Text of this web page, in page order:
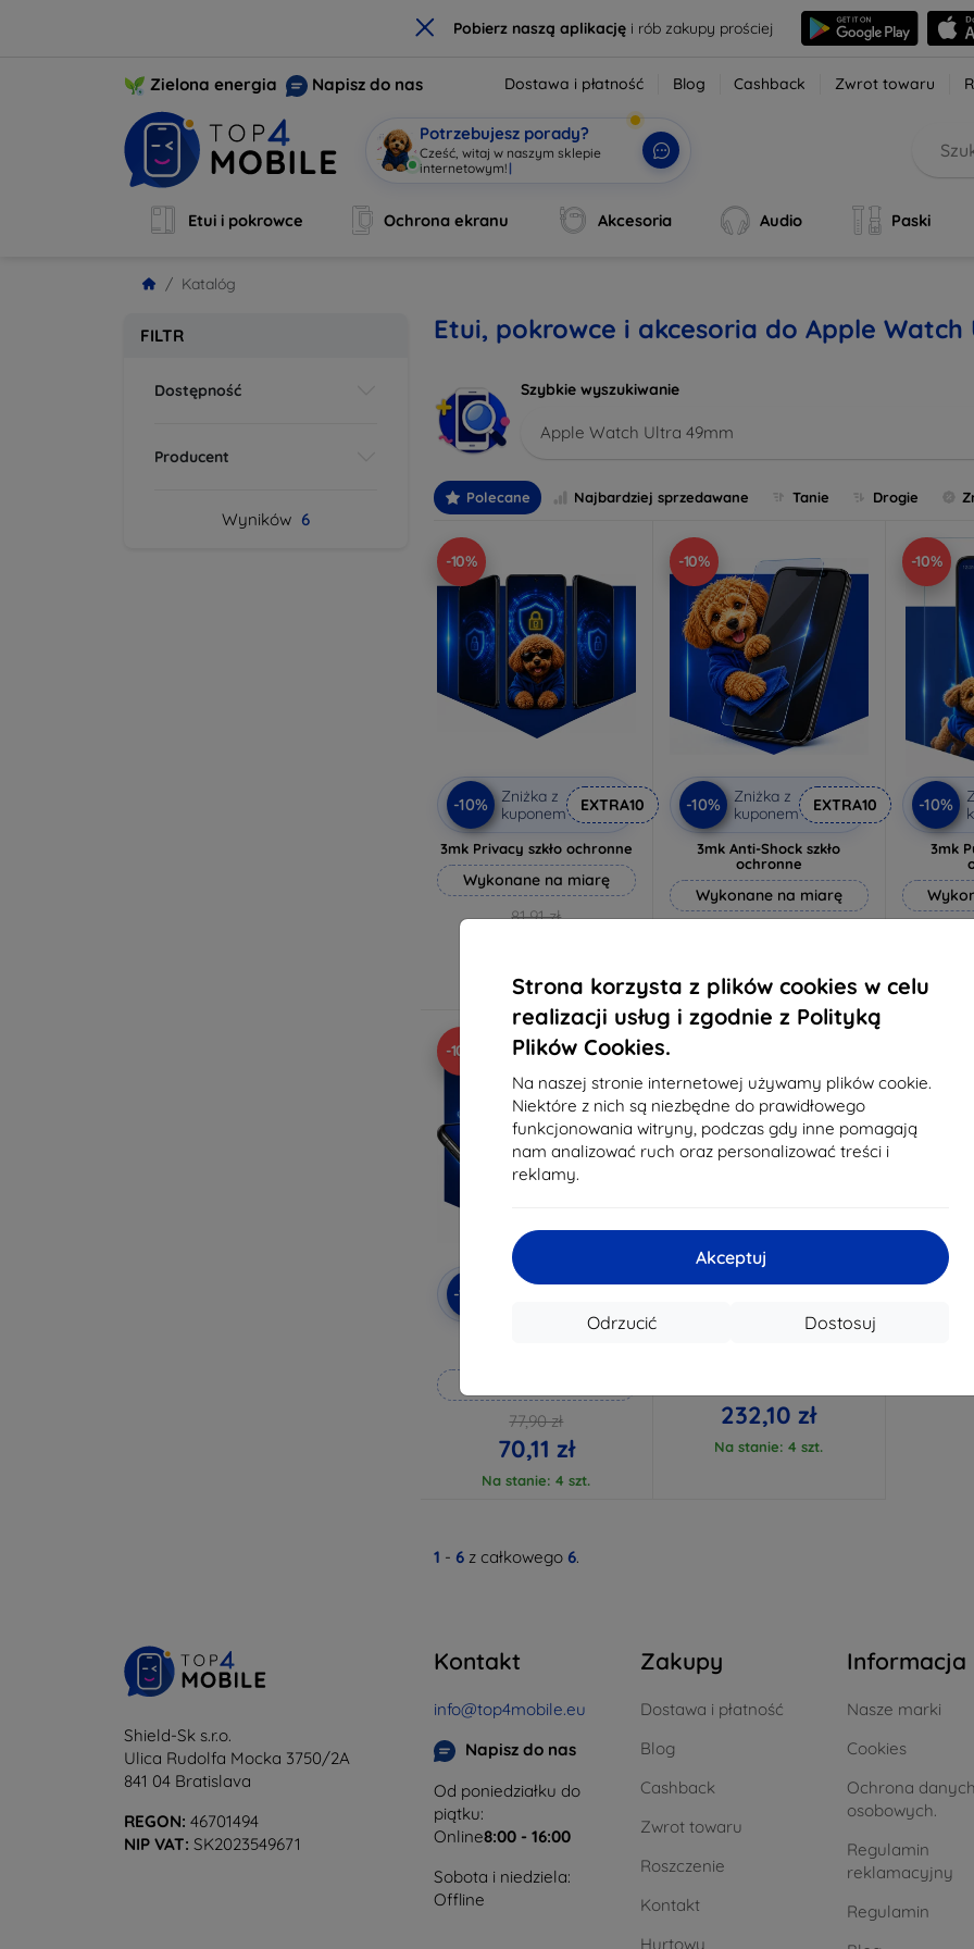
× Pobierz naszą aplikacjęi rób zakupy prościej
Strona korzysta z plików cookies w celu
realizacji usług i zgodnie z Polityką
Plików Cookies.
Na naszej stronie internetowej używamy plików cookie.
Niektóre z nich są niezbędne do prawidłowego
funkcjonowania witryny, podczas gdy inne pomagają
nam analizować ruch oraz personalizować treści i
reklamy.
Akceptuj
Dostosuj
Odrzucić
Zielona energia Napisz do nas Dostawa i płatność Blog Cashback Zwrot towaru
Potrzebujesz porady?
Cześć, witaj w naszym sklepie
internetowym!|
Etui i pokrowce Ochrona ekranu Akcesoria Audio Paski
Katalóg
FILTR
Dostępność
Producent
Wyników 6
Etui, pokrowce i akcesoria do Apple
Szybkie wyszukiwanie
Apple Watch Ultra 49mm
Polecane Najbardziej sprzedawane Tanie Drogie
-10%
-10%
Zniżka z
kuponem
EXTRA10
3mk Privacy szkło ochronne
Wykonane na miarę
81,91 zł
Na stanie: 3 szt.
-10%
-10%
Zniżka z
kuponem
EXTRA10
3mk Anti-Shock szkło
ochronne
Wykonane na miarę
Na stanie: > 5 szt.
-10%
-10%
3mk
Na
-10%
-10%
Zniżka z
77,90 zł
70,11 zł
Na stanie: 4 szt.
Zniżka z
232,10 zł
Na stanie: 4 szt.
1 - 6 z całkowego 6.
Shield-Sk s.r.o.
Ulica Rudolfa Mocka 3750/2A
841 04 Bratislava
REGON: 46701494
NIP VAT: SK2023549671
Kontakt
info@top4mobile.eu
Napisz do nas
Od poniedziałku do
piątku:
Online8:00 - 16:00
Sobota i niedziela:
Offline
Zakupy
Dostawa i płatność
Blog
Cashback
Zwrot towaru
Roszczenie
Kontakt
Hurtowy
Informacja
Nasze marki
Cookies
Ochrona danych
osobowych.
Regulamin
reklamacyjny
Regulamin